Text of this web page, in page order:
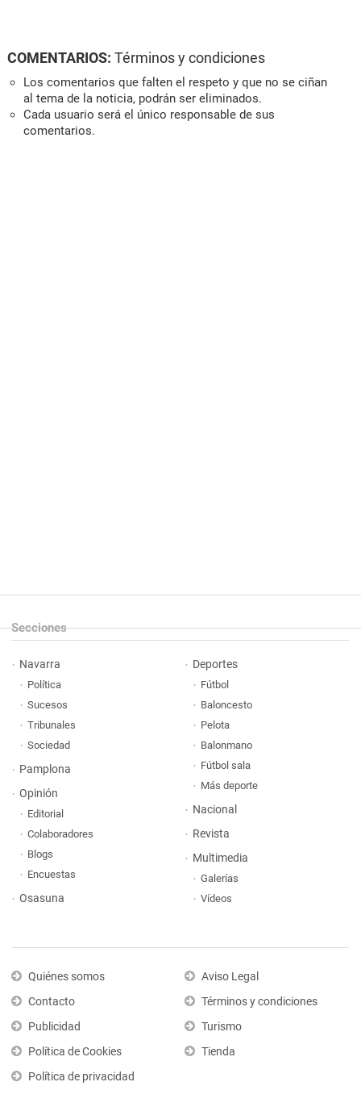
COMENTARIOS: Términos y condiciones
Los comentarios que falten el respeto y que no se ciñan
al tema de la noticia, podrán ser eliminados.
Cada usuario será el único responsable de sus
comentarios.
Secciones
Navarra
Política
Sucesos
Tribunales
Sociedad
Pamplona
Opinión
Editorial
Colaboradores
Blogs
Encuestas
Osasuna
Deportes
Fútbol
Baloncesto
Pelota
Balonmano
Fútbol sala
Más deporte
Nacional
Revista
Multimedia
Galerías
Vídeos
Quiénes somos
Contacto
Publicidad
Política de Cookies
Política de privacidad
Aviso Legal
Términos y condiciones
Turismo
Tienda